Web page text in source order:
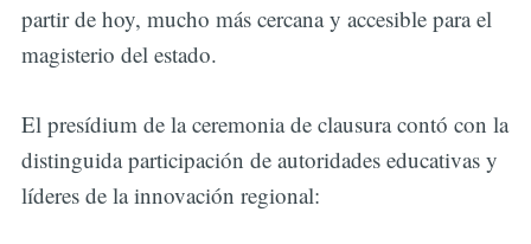
partir de hoy, mucho más cercana y accesible para el
magisterio del estado.
El presídium de la ceremonia de clausura contó con la
distinguida participación de autoridades educativas y
líderes de la innovación regional: